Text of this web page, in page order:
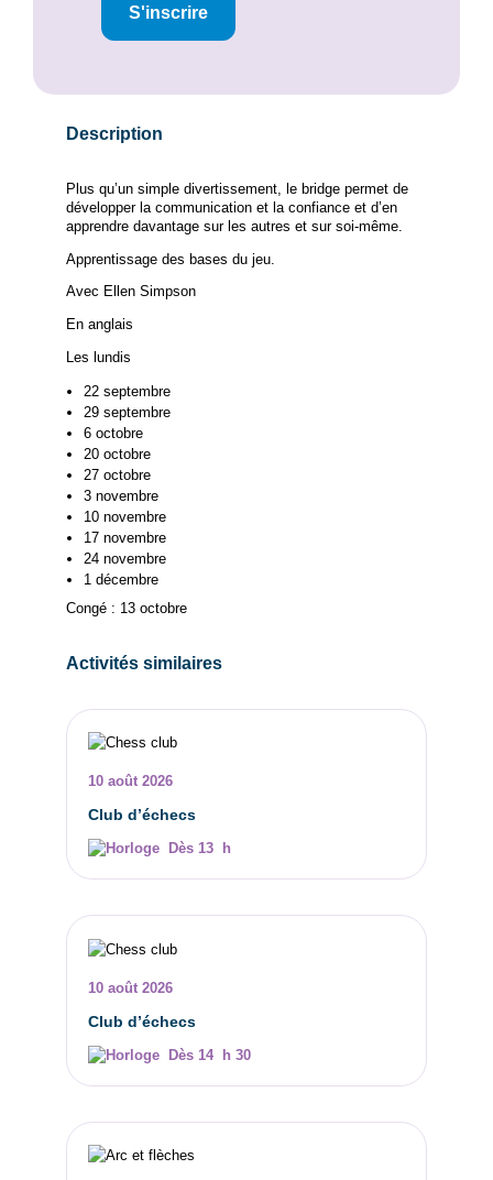
S'inscrire
Description
Plus qu’un simple divertissement, le bridge permet de
développer la communication et la confiance et d’en
apprendre davantage sur les autres et sur soi-même.
Apprentissage des bases du jeu.
Avec Ellen Simpson
En anglais
Les lundis
22 septembre
29 septembre
6 octobre
20 octobre
27 octobre
3 novembre
10 novembre
17 novembre
24 novembre
1 décembre
Congé : 13 octobre
Activités similaires
10 août 2026
Club d’échecs
Dès 13 h
10 août 2026
Club d’échecs
Dès 14 h 30